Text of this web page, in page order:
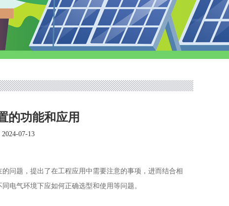
的功能和应用
07-13
问题，提出了在工程应用中需要注意的事项，进而结合相
电气环境下应如何正确选型和使用等问题。